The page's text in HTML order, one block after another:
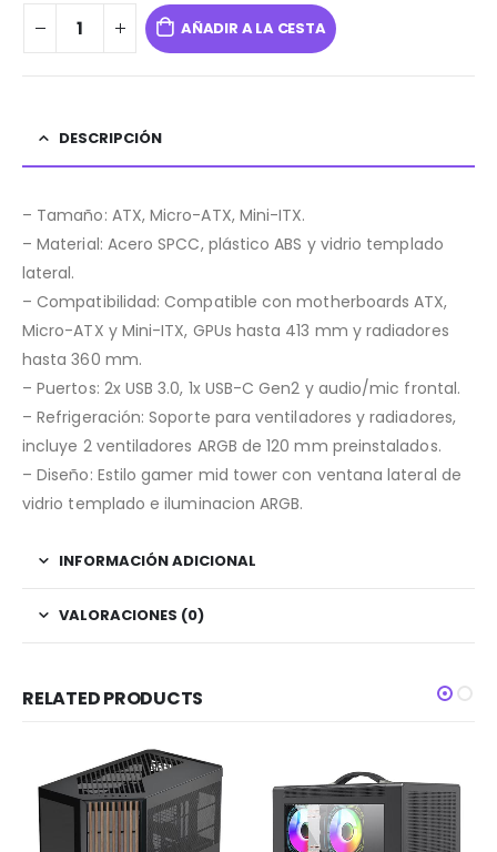
AÑADIR A LA CESTA
DESCRIPCIÓN
– Tamaño: ATX, Micro-ATX, Mini-ITX.
– Material: Acero SPCC, plástico ABS y vidrio templado
lateral.
– Compatibilidad: Compatible con motherboards ATX,
Micro-ATX y Mini-ITX, GPUs hasta 413 mm y radiadores
hasta 360 mm.
– Puertos: 2x USB 3.0, 1x USB-C Gen2 y audio/mic frontal.
– Refrigeración: Soporte para ventiladores y radiadores,
incluye 2 ventiladores ARGB de 120 mm preinstalados.
– Diseño: Estilo gamer mid tower con ventana lateral de
vidrio templado e iluminacion ARGB.
INFORMACIÓN ADICIONAL
VALORACIONES (0)
RELATED PRODUCTS